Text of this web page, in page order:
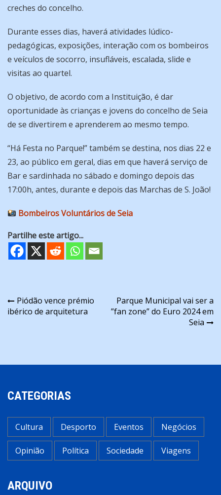
creches do concelho.
Durante esses dias, haverá atividades lúdico-
pedagógicas, exposições, interação com os bombeiros
e veículos de socorro, insufláveis, escalada, slide e
visitas ao quartel.
O objetivo, de acordo com a Instituição, é dar
oportunidade às crianças e jovens do concelho de Seia
de se divertirem e aprenderem ao mesmo tempo.
“Há Festa no Parque!” também se destina, nos dias 22 e
23, ao público em geral, dias em que haverá serviço de
Bar e sardinhada no sábado e domingo depois das
17:00h, antes, durante e depois das Marchas de S. João!
Bombeiros Voluntários de Seia
Partilhe este artigo...
Navegação
de
Piódão vence prémio
ibérico de arquitetura
Parque Municipal vai ser a
”fan zone” do Euro 2024 em
Seia
CATEGORIAS
Cultura Desporto Eventos Negócios
Opinião Política Sociedade Viagens
ARQUIVO